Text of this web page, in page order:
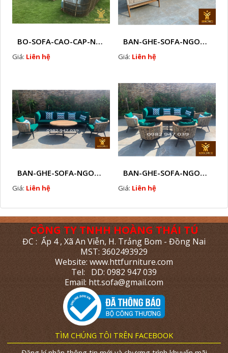
BO-SOFA-CAO-CAP-NHUA-GIA-MAY-HTT - S88
Giá: Liên hệ
BAN-GHE-SOFA-NGOAI-TROI-GIA-MAY-KN12
Giá: Liên hệ
BAN-GHE-SOFA-NGOAI-TROI-GIA-MAY-KN11
Giá: Liên hệ
BAN-GHE-SOFA-NGOAI-TROI-GIA-MAY-KN10
Giá: Liên hệ
CÔNG TY TNHH HOÀNG THÁI TÚ
ĐC : Ấp 4 , Xã An Viễn, H. Trảng Bom - Đồng Nai
MST: 3602493929
Website: www.httfurniture.com
Tel: DD: 0982 947 039
Email: htt.sofa@gmail.com
TÌM CHÚNG TÔI TRÊN FACEBOOK